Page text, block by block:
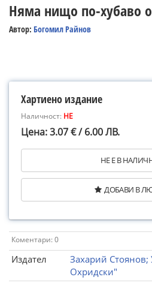
Няма нищо по-хубаво
Автор: Богомил Райнов
Хартиено издание
Наличност: НЕ
Цена: 3.07 € / 6.00 ЛВ.
НЕ Е В
ДОБАВИ В
Коментари: 0
Издател
Захарий
Охридски"